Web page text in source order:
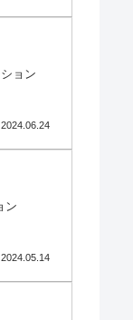
ョン
2024.06.24
ン
2024.05.14